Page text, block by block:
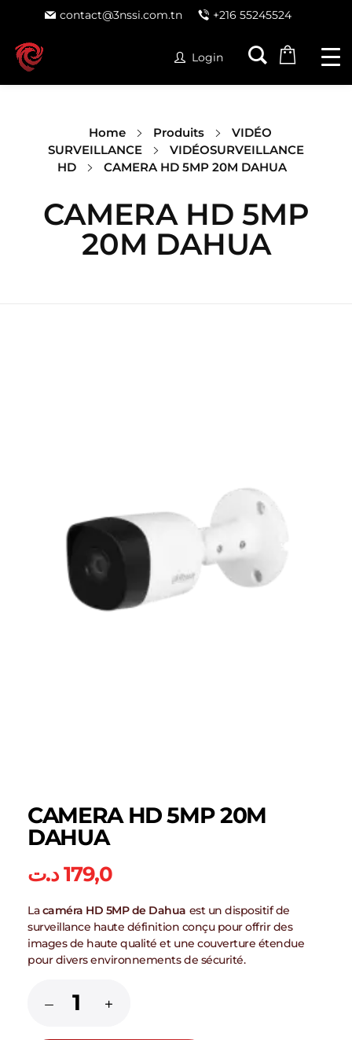
contact@3nssi.com.tn +216 55245524
Login
Home Produits
VIDÉO
SURVEILLANCE
VIDÉOSURVEILLANCE
HD
CAMERA HD 5MP 20M DAHUA
CAMERA HD 5MP
20M DAHUA
CAMERA HD 5MP 20M
DAHUA
179,0د.ت
Lacaméra HD 5MP de Dahua est un dispositif de
surveillance haute définition conçu pour offrir des
images de haute qualité et une couverture étendue
pour divers environnements de sécurité.